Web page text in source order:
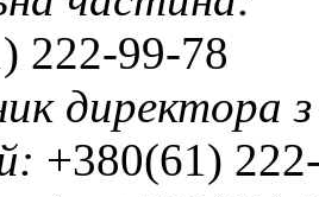
222-99-78
директора
+380(61)